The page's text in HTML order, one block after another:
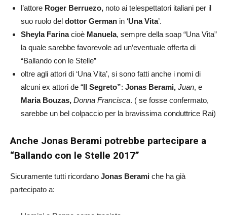
l’attore Roger Berruezo, noto ai telespettatori italiani per il
suo ruolo del dottor German in ‘Una Vita’.
Sheyla Farinacioè Manuela, sempre della soap “Una Vita”
la quale sarebbe favorevole ad un’eventuale offerta di
“Ballando con le Stelle”
oltre agli attori di ‘Una Vita’, si sono fatti anche i nomi di
alcuni ex attori de “Il Segreto”: Jonas Berami, Juan, e
Maria Bouzas, Donna Francisca. ( se fosse confermato,
sarebbe un bel colpaccio per la bravissima conduttrice Rai)
Anche Jonas Berami potrebbe partecipare a
“Ballando con le Stelle 2017”
Sicuramente tutti ricordano Jonas Berami che ha già
partecipato a: